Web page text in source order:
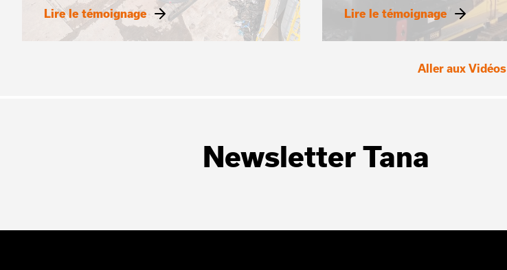
Lire le témoignage Lire le témoignage
Aller aux Vidéos
Newsletter Tana